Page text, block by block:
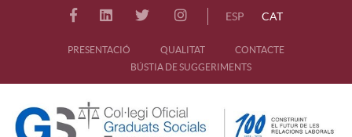
ESP CAT
PRESENTACIÓ QUALITAT
CONTACTE
BÚSTIA DE SUGGERIMENTS